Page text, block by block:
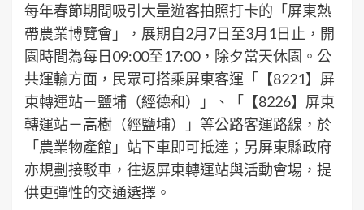
每年春節期間吸引大量遊客拍照打卡的「屏東熱
帶農業博覽會」，展期自2月7日至3月1日止，開
園時間為每日09:00至17:00，除夕當天休園。公
共運輸方面，民眾可搭乘屏東客運「【8221】屏
東轉運站－鹽埔（經德和）」、「【8226】屏東
轉運站－高樹（經鹽埔）」等公路客運路線，於
「農業物產館」站下車即可抵達；另屏東縣政府
亦規劃接駁車，往返屏東轉運站與活動會場，提
供更彈性的交通選擇。